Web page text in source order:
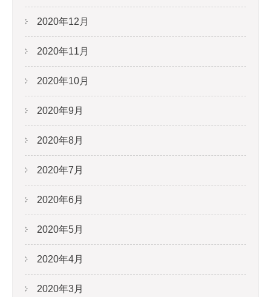
2020年12月
2020年11月
2020年10月
2020年9月
2020年8月
2020年7月
2020年6月
2020年5月
2020年4月
2020年3月